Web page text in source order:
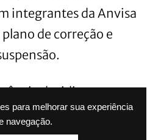
para melhorar sua experiência
navegação.
integrantes da Anvisa
de correção e
decidiu manter a
preventiva.